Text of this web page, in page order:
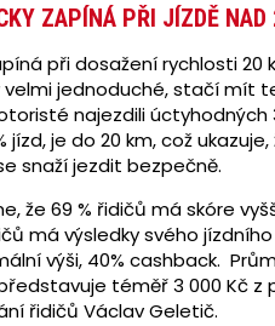
ZAPÍNÁ PŘI JÍZDĚ
při dosažení rychlosti 20
jednoduché, stačí mít
najezdili
jízd, je do 20 km, což
snaží jezdit bezpečně.
že 69 % řidičů má skóre
má výsledky svého
výši, 40% cashback.
téměř 3 000 Kč
řidičů Václav Geletič.